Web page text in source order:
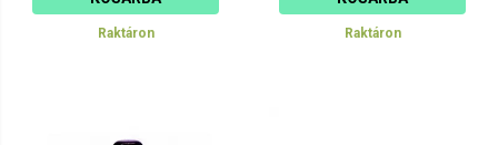
Raktáron Raktáron